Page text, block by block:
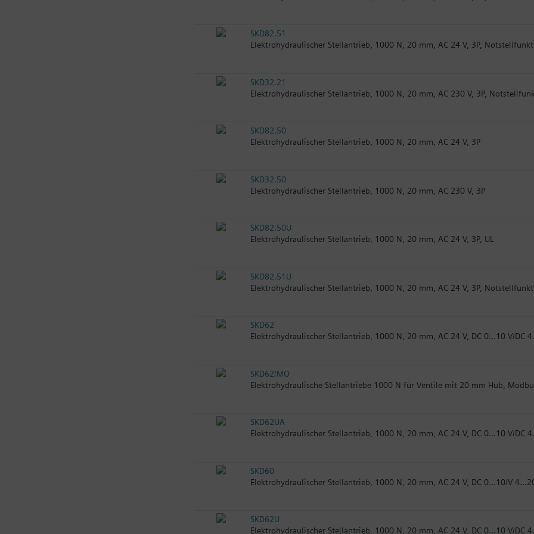
SKD82.51
Elektrohydraulischer Stellantrieb, 1000 N, 20 mm, AC 24 V, 3P,
SKD32.21
Elektrohydraulischer Stellantrieb, 1000 N, 20 mm, AC 230 V, 3P,
SKD82.50
Elektrohydraulischer Stellantrieb, 1000 N, 20 mm, AC 24 V, 3P
SKD32.50
Elektrohydraulischer Stellantrieb, 1000 N, 20 mm, AC 230 V, 3P
SKD82.50U
Elektrohydraulischer Stellantrieb, 1000 N, 20 mm, AC 24 V, 3P, UL
SKD82.51U
Elektrohydraulischer Stellantrieb, 1000 N, 20 mm, AC 24 V, 3P,
SKD62
Elektrohydraulischer Stellantrieb, 1000 N, 20 mm, AC 24 V, DC 0...10 V/DC
SKD62/MO
Elektrohydraulische Stellantriebe 1000 N für Ventile mit 20 mm Hub,
SKD62UA
Elektrohydraulischer Stellantrieb, 1000 N, 20 mm, AC 24 V, DC 0...10 V/DC
SKD60
Elektrohydraulischer Stellantrieb, 1000 N, 20 mm, AC 24 V, DC 0...10/V
SKD62U
Elektrohydraulischer Stellantrieb, 1000 N, 20 mm, AC 24 V, DC 0...10 V/DC